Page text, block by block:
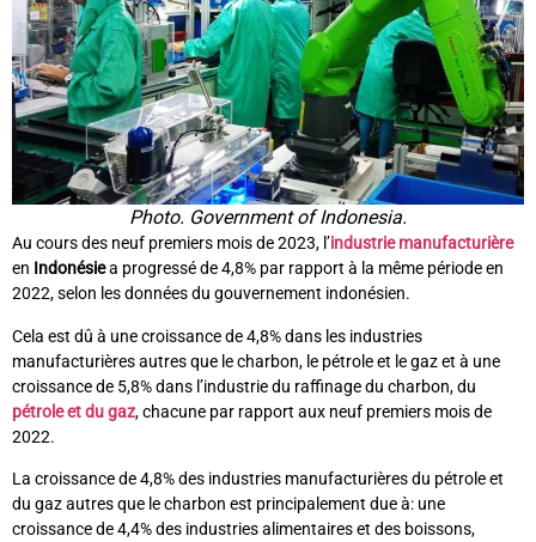
Photo. Government of Indonesia.
Au cours des neuf premiers mois de 2023, l’industrie manufacturière
en Indonésiea progressé de 4,8% par rapport à la même période en
2022, selon les données du gouvernement indonésien.
Cela est dû à une croissance de 4,8% dans les industries
manufacturières autres que le charbon, le pétrole et le gaz et à une
croissance de 5,8% dans l’industrie du raffinage du charbon, du
pétrole et du gaz, chacune par rapport aux neuf premiers mois de
2022.
La croissance de 4,8% des industries manufacturières du pétrole et
du gaz autres que le charbon est principalement due à: une
croissance de 4,4% des industries alimentaires et des boissons,